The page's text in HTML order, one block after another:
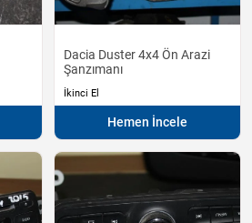
Dacia Duster 4x4 Ön Arazi
Şanzımanı
İkinci El
Hemen İncele